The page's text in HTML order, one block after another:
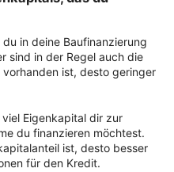
in deine Baufinanzierung
sind in der Regel auch die
vorhanden ist, desto geringer
Eigenkapital dir zur
du finanzieren möchtest.
ist, desto besser
für den Kredit.